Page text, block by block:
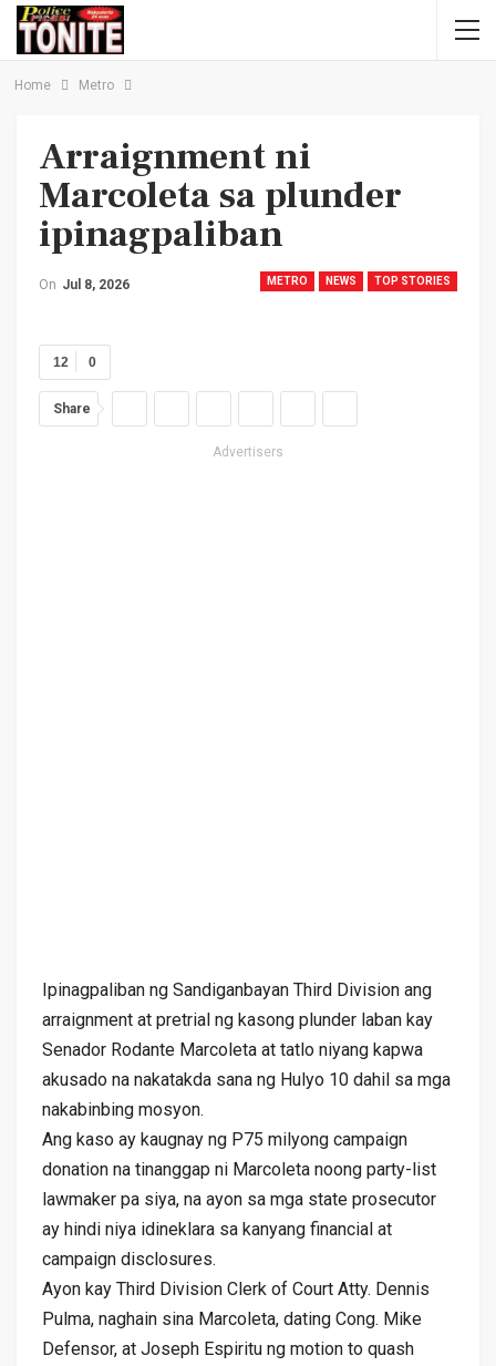
Home Metro
Arraignment ni
Marcoleta sa plunder
ipinagpaliban
METRO NEWS TOP STORIES
On Jul 8, 2026
0
12
Share
Advertisers
Ipinagpaliban ng Sandiganbayan Third Division ang
arraignment at pretrial ng kasong plunder laban kay
Senador Rodante Marcoleta at tatlo niyang kapwa
akusado na nakatakda sana ng Hulyo 10 dahil sa mga
nakabinbing mosyon.
Ang kaso ay kaugnay ng P75 milyong campaign
donation na tinanggap ni Marcoleta noong party-list
lawmaker pa siya, na ayon sa mga state prosecutor
ay hindi niya idineklara sa kanyang financial at
campaign disclosures.
Ayon kay Third Division Clerk of Court Atty. Dennis
Pulma, naghain sina Marcoleta, dating Cong. Mike
Defensor, at Joseph Espiritu ng motion to quash